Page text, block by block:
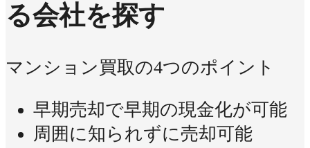
る会社を探す
マンション買取の4つのポイント
早期売却で早期の現金化が可能
周囲に知られずに売却可能